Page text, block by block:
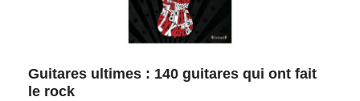
Guitares ultimes : 140 guitares qui ont fait
le rock